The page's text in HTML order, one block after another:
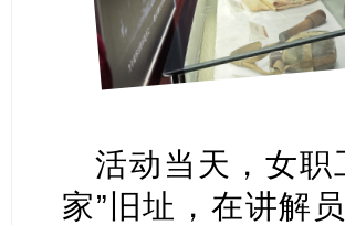
活动当天，女职
家”旧址，在讲解